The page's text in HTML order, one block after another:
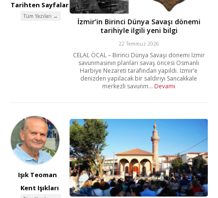
Tarihten Sayfalar
Tüm Yazıları →
İzmir’in Birinci Dünya Savaşı dönemi
tarihiyle ilgili yeni bilgi
22 Temmuz 2026
CELAL ÖCAL – Birinci Dünya Savaşı dönemi İzmir
savunmasının planları savaş öncesi Osmanlı
Harbiye Nezareti tarafından yapıldı. İzmir’e
denizden yapılacak bir saldırıyı Sancakkale
merkezli savunm... Devamı
Işık Teoman
Kent Işıkları